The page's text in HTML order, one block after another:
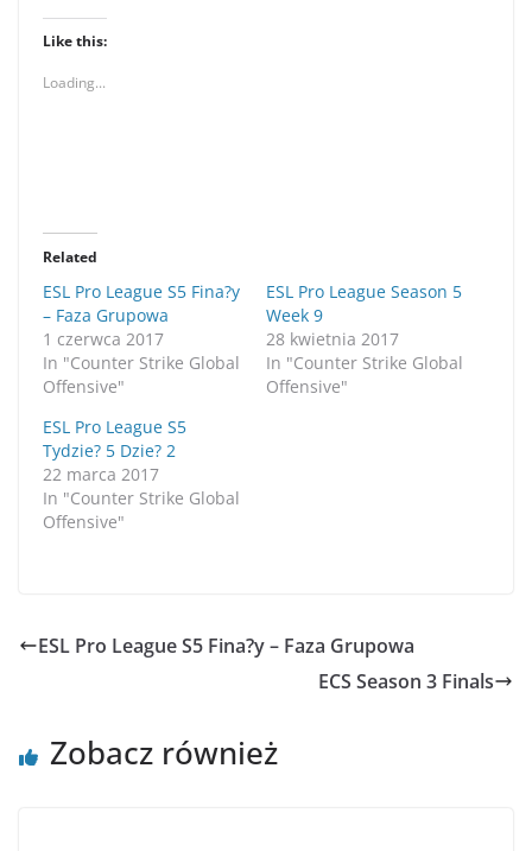
Like this:
Loading...
Related
ESL Pro League S5 Fina?y
– Faza Grupowa
1 czerwca 2017
In "Counter Strike Global
Offensive"
ESL Pro League Season 5
Week 9
28 kwietnia 2017
In "Counter Strike Global
Offensive"
ESL Pro League S5
Tydzie? 5 Dzie? 2
22 marca 2017
In "Counter Strike Global
Offensive"
ESL Pro League S5 Fina?y – Faza Grupowa
ECS Season 3 Finals
Zobacz również